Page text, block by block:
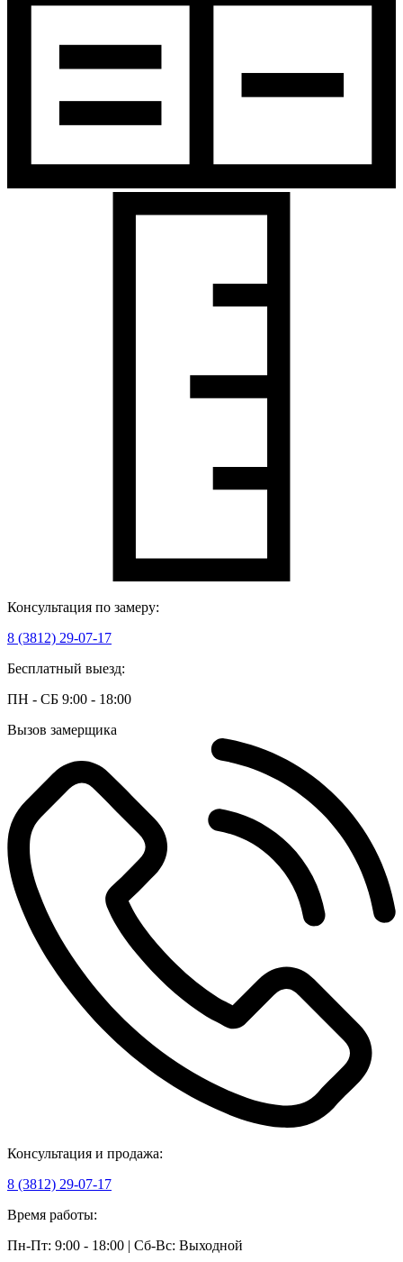
Консультация по замеру:
8 (3812) 29-07-17
Бесплатный выезд:
ПН - СБ 9:00 - 18:00
Вызов замерщика
Консультация и продажа:
8 (3812) 29-07-17
Время работы:
Пн-Пт: 9:00 - 18:00 | Сб-Вс: Выходной